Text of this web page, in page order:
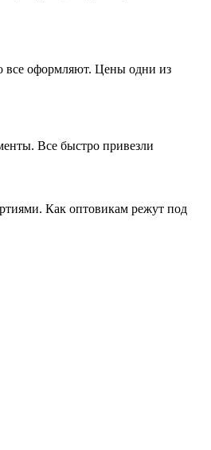
все оформляют. Цены одни из
Все быстро привезли
Как оптовикам режут под